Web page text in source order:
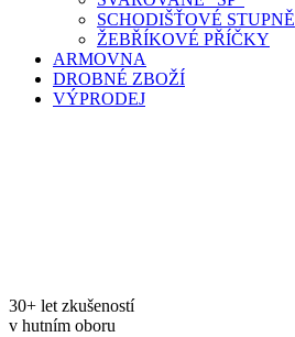
SCHODIŠŤOVÉ STUPNĚ
ŽEBŘÍKOVÉ PŘÍČKY
ARMOVNA
DROBNÉ ZBOŽÍ
VÝPRODEJ
30+ let zkušeností
v hutním oboru